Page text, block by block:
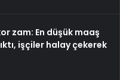
zam: En düşük maaş
işçiler halay çekerek